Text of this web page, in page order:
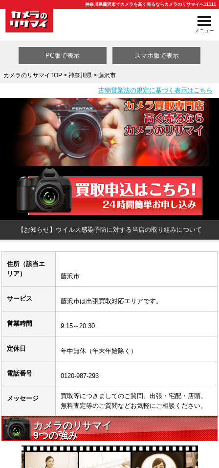
神奈川県藤沢市でカメラを高く売るならカメラのリサマイへ11111
メニュー
買取カテゴリ一覧
PC版で表示 スマホ版で表示
カメラのリサマイTOP> 神奈川県 > 藤沢市
古物営業法の規定に基づく表示はこちら
【お知らせ】ウイルス感染予防に対する当店の取り組みについて
住所（該当エ
リア）
藤沢市
サービス 藤沢市は出張買取対応エリアです。
営業時間 9:15～20:30
定休日 年中無休（年末年始除く）
電話番号 0120-987-293
メッセージ
買取等につきましてのご質問、出張・宅配・店頭、
無料査定等のご質問などお気軽にご相談ください。